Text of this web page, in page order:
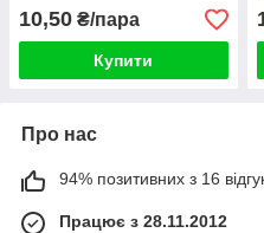
10,50 ₴/пара
Купити
Про нас
94% позитивних з 16
Працює з 28.11.2012